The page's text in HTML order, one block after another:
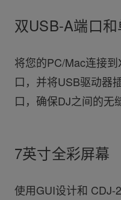
双USB-A端口
将您的PC/Mac连接
口，并将USB驱动器
口，确保DJ之间的无
7英寸全彩屏幕
使用GUI设计和 CDJ-